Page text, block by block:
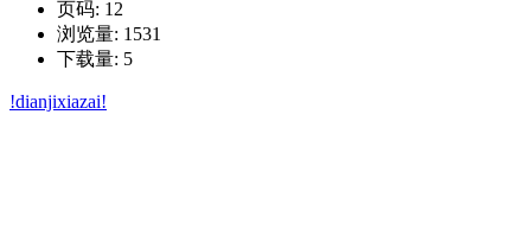
页码: 12
浏览量: 1531
下载量: 5
!dianjixiazai!